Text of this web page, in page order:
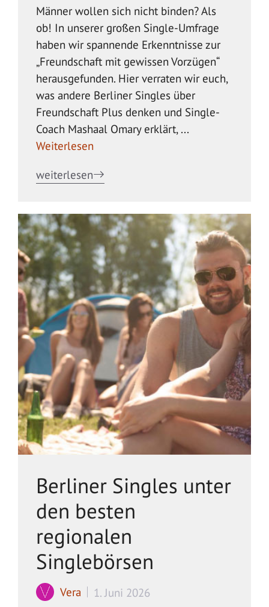
Männer wollen sich nicht binden? Als
ob! In unserer großen Single-Umfrage
haben wir spannende Erkenntnisse zur
„Freundschaft mit gewissen Vorzügen“
herausgefunden. Hier verraten wir euch,
was andere Berliner Singles über
Freundschaft Plus denken und Single-
Coach Mashaal Omary erklärt, ...
Weiterlesen
weiterlesen
Berliner Singles unter
den besten
regionalen
Singlebörsen
Vera
1. Juni 2026